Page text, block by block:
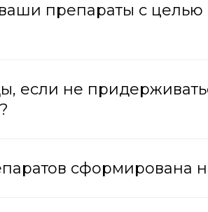
препараты с
если не
сформирована